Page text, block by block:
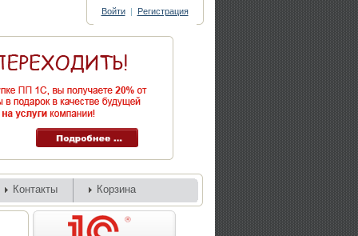
Войти | Регистрация
Контакты Корзина